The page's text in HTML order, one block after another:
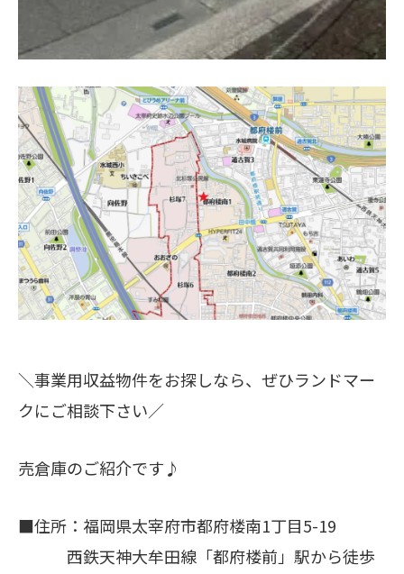
＼事業用収益物件をお探しなら、ぜひランドマー
クにご相談下さい／
売倉庫のご紹介です♪
■住所：福岡県太宰府市都府楼南1丁目5-19
西鉄天神大牟田線「都府楼前」駅から徒歩